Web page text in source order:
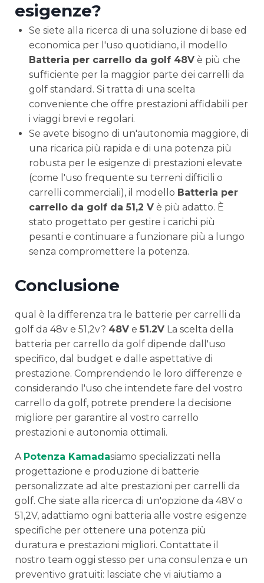
esigenze?
Se siete alla ricerca di una soluzione di base ed
economica per l'uso quotidiano, il modello
Batteria per carrello da golf 48V è più che
sufficiente per la maggior parte dei carrelli da
golf standard. Si tratta di una scelta
conveniente che offre prestazioni affidabili per
i viaggi brevi e regolari.
Se avete bisogno di un'autonomia maggiore, di
una ricarica più rapida e di una potenza più
robusta per le esigenze di prestazioni elevate
(come l'uso frequente su terreni difficili o
carrelli commerciali), il modello Batteria per
carrello da golf da 51,2 V è più adatto. È
stato progettato per gestire i carichi più
pesanti e continuare a funzionare più a lungo
senza compromettere la potenza.
Conclusione
qual è la differenza tra le batterie per carrelli da
golf da 48v e 51,2v? 48V e 51.2V La scelta della
batteria per carrello da golf dipende dall'uso
specifico, dal budget e dalle aspettative di
prestazione. Comprendendo le loro differenze e
considerando l'uso che intendete fare del vostro
carrello da golf, potrete prendere la decisione
migliore per garantire al vostro carrello
prestazioni e autonomia ottimali.
A Potenza Kamadasiamo specializzati nella
progettazione e produzione di batterie
personalizzate ad alte prestazioni per carrelli da
golf. Che siate alla ricerca di un'opzione da 48V o
51,2V, adattiamo ogni batteria alle vostre esigenze
specifiche per ottenere una potenza più
duratura e prestazioni migliori. Contattate il
nostro team oggi stesso per una consulenza e un
preventivo gratuiti: lasciate che vi aiutiamo a